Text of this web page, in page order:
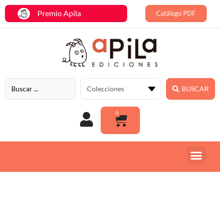
Premio Apila Catálogo PDF
BUSCAR
0